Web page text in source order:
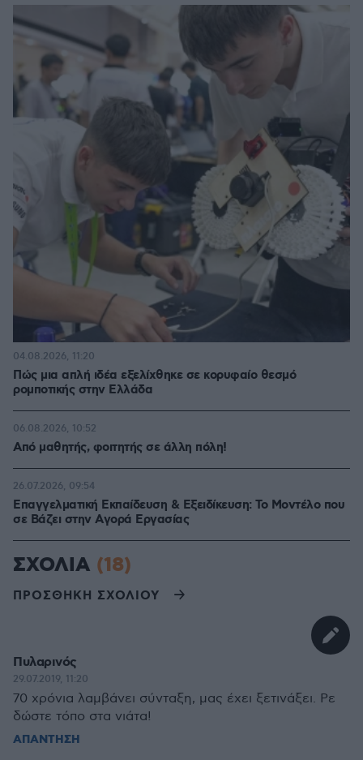
Πώς μια απλή ιδέα εξελίχθηκε σε κορυφαίο θεσμό
ρομποτικής στην Ελλάδα
04.08.2026, 11:20
Από μαθητής, φοιτητής σε άλλη πόλη!
06.08.2026, 10:52
Επαγγελματική Εκπαίδευση & Εξειδίκευση: Το Mοντέλο που
σε Bάζει στην Aγορά Eργασίας
26.07.2026, 09:54
ΣΧΟΛΙΑ (18)
ΠΡΟΣΘΗΚΗ ΣΧΟΛΙΟΥ
Πυλαρινός
29.07.2019, 11:20
70 χρόνια λαμβάνει σύνταξη, μας έχει ξετινάξει. Ρε
δώστε τόπο στα νιάτα!
ΑΠΑΝΤΗΣΗ